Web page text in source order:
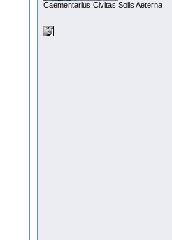
Сaementarius Civitas Solis Aeterna